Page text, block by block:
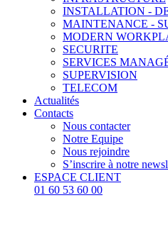
INSTALLATION -
MAINTENANCE -
MODERN
SECURITE
SERVICES
SUPERVISION
TELECOM
Actualités
Contacts
Nous contacter
Notre Equipe
Nous rejoindre
S’inscrire à notre
ESPACE CLIENT
01 60 53 60 00